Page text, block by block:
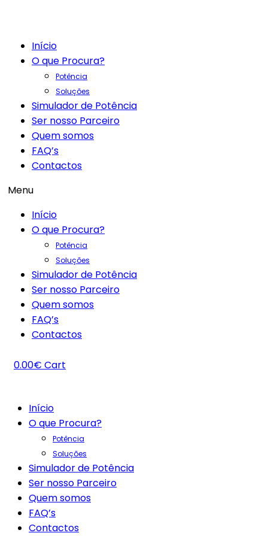
Início
O que Procura?
Potência
Soluções
Simulador de Potência
Ser nosso Parceiro
Quem somos
FAQ’s
Contactos
Menu
Início
O que Procura?
Potência
Soluções
Simulador de Potência
Ser nosso Parceiro
Quem somos
FAQ’s
Contactos
0.00€ Cart
Início
O que Procura?
Potência
Soluções
Simulador de Potência
Ser nosso Parceiro
Quem somos
FAQ’s
Contactos